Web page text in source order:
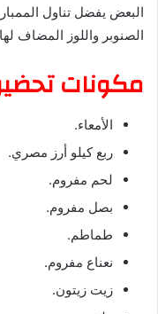
البعض يفضل تناول الممبار
الصنوبر واللوز المضاف
مكونات
الأمعاء.
ربع كيلو أرز مصري.
لحم مفروم.
بصل مفروم.
طماطم.
نعناع مفروم.
زيت زيتون.